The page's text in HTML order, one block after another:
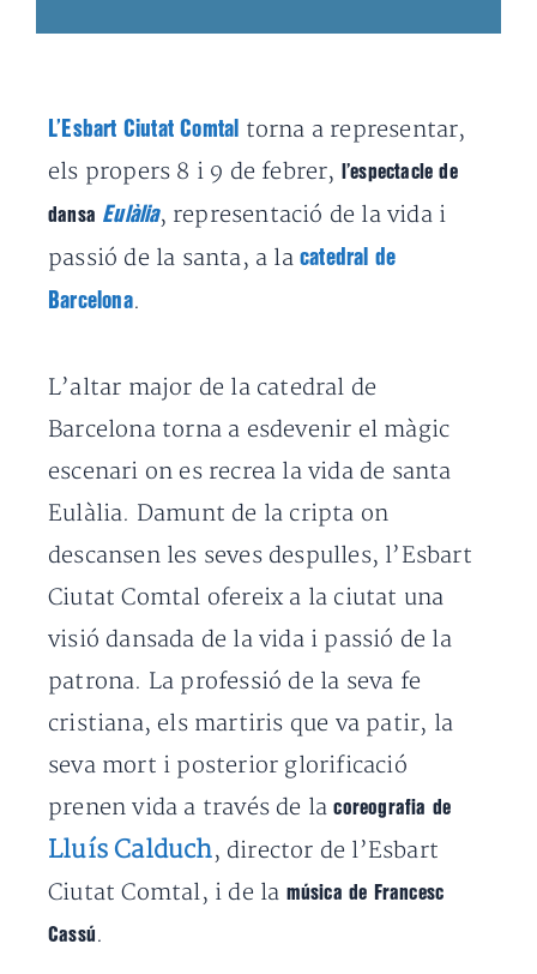
L’Esbart Ciutat Comtal
torna a representar,
els propers 8 i 9 de febrer,
l’espectacle de
dansa Eulàlia, representació de la vida i
passió de la santa, a la catedral de
Barcelona.
L’altar major de la catedral de
Barcelona torna a esdevenir el màgic
escenari on es recrea la vida de santa
Eulàlia. Damunt de la cripta on
descansen les seves despulles, l’Esbart
Ciutat Comtal ofereix a la ciutat una
visió dansada de la vida i passió de la
patrona. La professió de la seva fe
cristiana, els martiris que va patir, la
seva mort i posterior glorificació
prenen vida a través de lacoreografia de
Lluís Calduch, director de l’Esbart
Ciutat Comtal, i de la música de Francesc
Cassú .